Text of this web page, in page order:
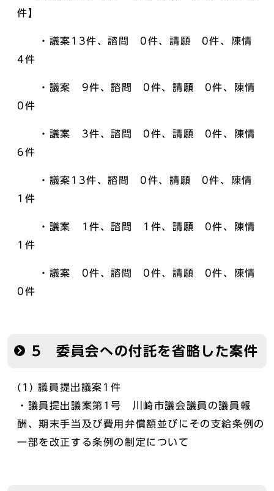
件】
・議案13件、諮問 0件、請願 0件、陳情
4件
・議案 9件、諮問 0件、請願 0件、陳情
0件
・議案 3件、諮問 0件、請願 0件、陳情
6件
・議案13件、諮問 0件、請願 0件、陳情
1件
・議案 1件、諮問 1件、請願 0件、陳情
1件
・議案 0件、諮問 0件、請願 0件、陳情
0件
5 委員会への付託を省略した案件
(1) 議員提出議案1件
・議員提出議案第1号 川崎市議会議員の議員報
酬、期末手当及び費用弁償額並びにその支給条例の
一部を改正する条例の制定について